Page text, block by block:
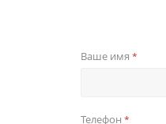
Ваше имя *
Телефон *